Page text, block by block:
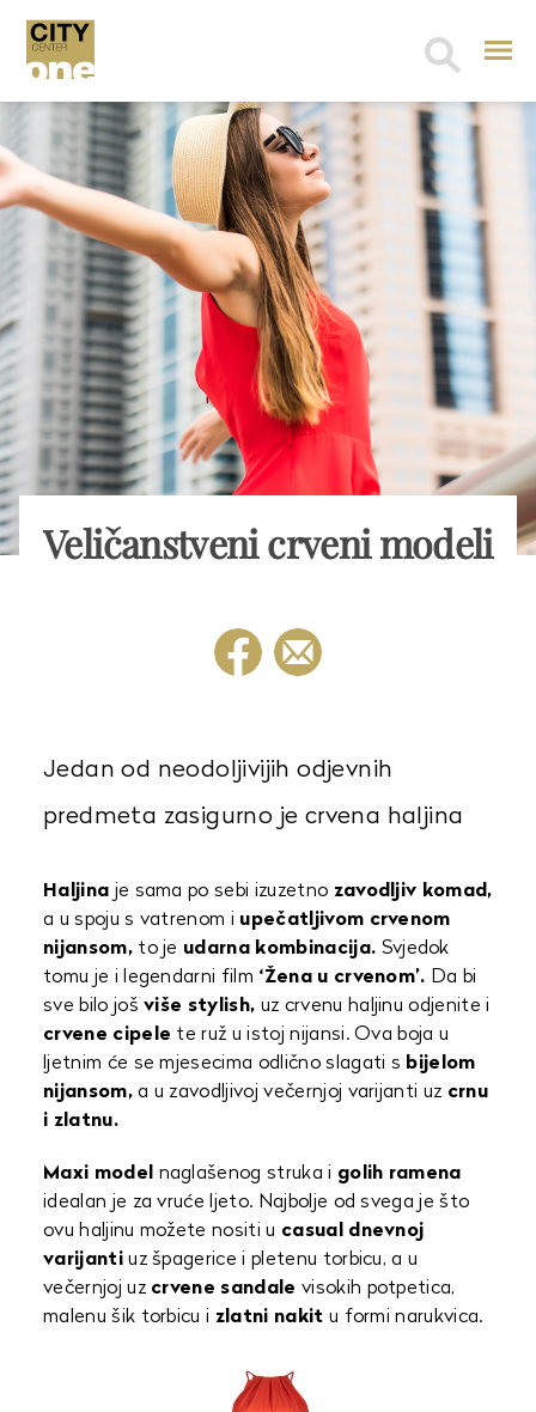
Search
Veličanstveni crveni modeli
Jedan od neodoljivijih odjevnih
predmeta zasigurno je crvena haljina
Haljina je sama po sebi izuzetno zavodljiv komad,
a u spoju s vatrenom i upečatljivom crvenom
nijansom,to je udarna kombinacija. Svjedok
tomu je i legendarni film ‘Žena u crvenom’. Da bi
sve bilo jošviše stylish, uz crvenu haljinu odjenite i
crvene cipele te ruž u istoj nijansi. Ova boja u
ljetnim će se mjesecima odlično slagati s bijelom
nijansom,a u zavodljivoj večernjoj varijanti uz crnu
i zlatnu.
Maxi model naglašenog struka i golih ramena
idealan je za vruće ljeto. Najbolje od svega je što
ovu haljinu možete nositi u casual dnevnoj
varijantiuz špagerice i pletenu torbicu, a u
večernjoj uz crvene sandale visokih potpetica,
malenu šik torbicu i zlatni nakit u formi narukvica.